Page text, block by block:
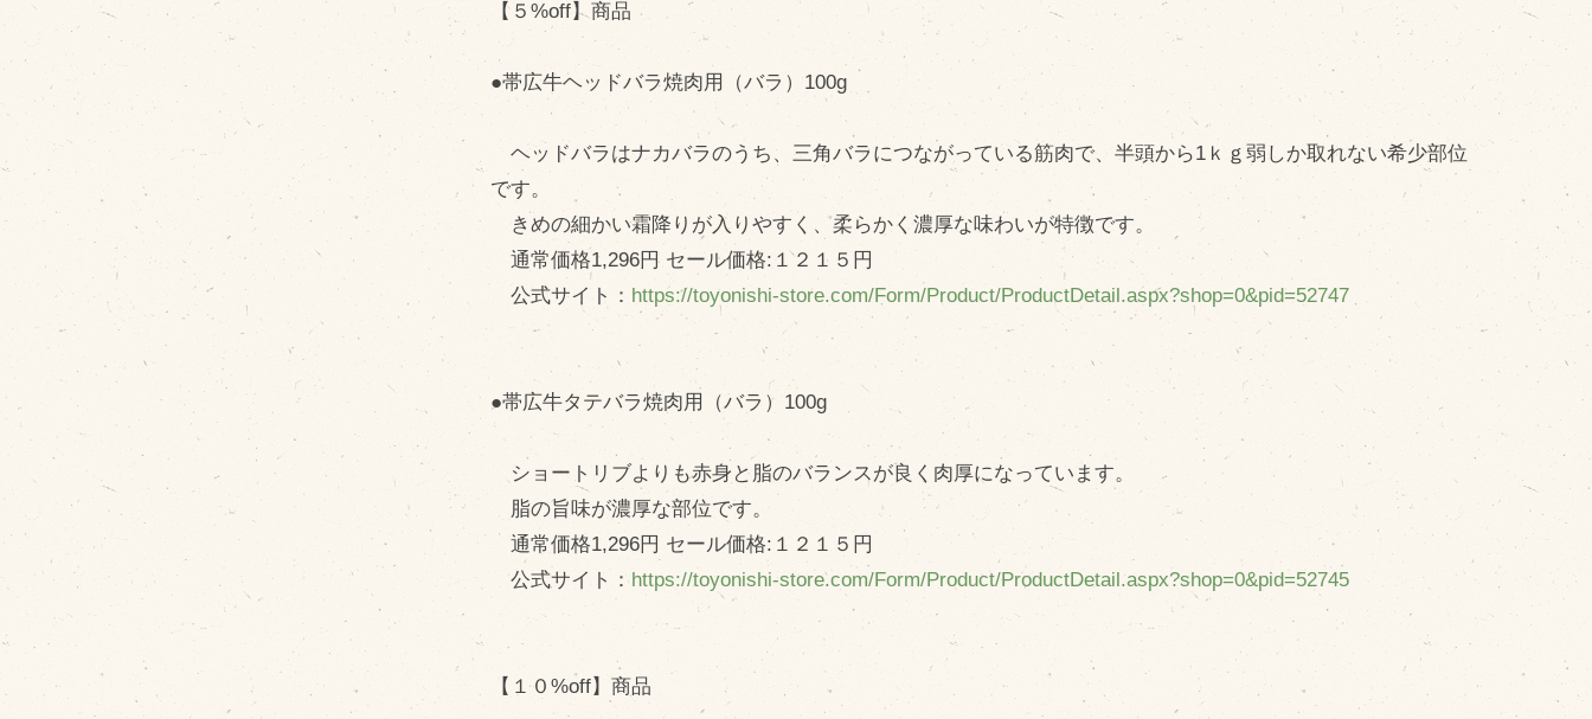
【５%off】商品
●帯広牛ヘッドバラ焼肉用（バラ）100g
ヘッドバラはナカバラのうち、三角バラにつながっている筋肉で、半頭から1ｋｇ弱しか取れない希少部位
です。
きめの細かい霜降りが入りやすく、柔らかく濃厚な味わいが特徴です。
通常価格1,296円 セール価格:１２１５円
公式サイト： https://toyonishi-store.com/Form/Product/ProductDetail.aspx?shop=0&pid=52747
●帯広牛タテバラ焼肉用（バラ）100g
ショートリブよりも赤身と脂のバランスが良く肉厚になっています。
脂の旨味が濃厚な部位です。
通常価格1,296円 セール価格:１２１５円
公式サイト：https://toyonishi-store.com/Form/Product/ProductDetail.aspx?shop=0&pid=52745
【１０%off】商品